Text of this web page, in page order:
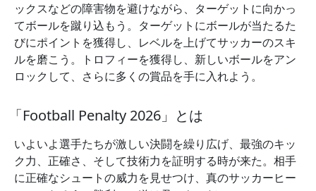
ックスなどの障害物を避けながら、ターゲットに向かっ
てボールを蹴り込もう。ターゲットにボールが当たるた
びにポイントを獲得し、レベルを上げてサッカーのスキ
ルを磨こう。トロフィーを獲得し、新しいボールをアン
ロックして、さらに多くの賞品を手に入れよう。
「Football Penalty 2026」とは
いよいよ選手たちが激しい決闘を繰り広げ、最強のキッ
ク力、正確さ、そして技術力を証明する時が来た。相手
に正確なシュートの威力を見せつけ、真のサッカーヒー